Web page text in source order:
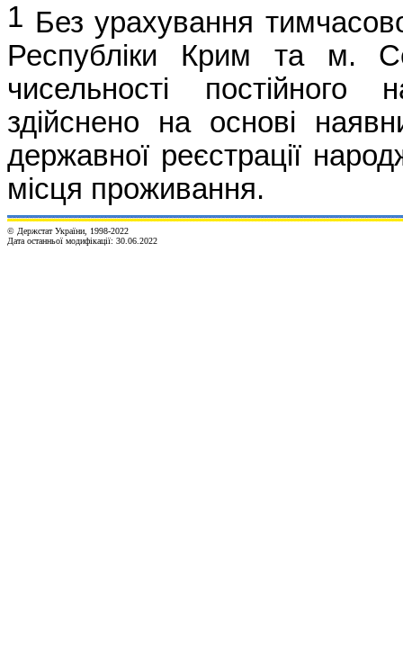
1 Без урахування
Республіки Крим та м.
чисельності
здійснено на основі
державної реєстрації
місця проживання.
© Держстат України, 1998-2022
Дата останньої модифікації: 30.06.2022